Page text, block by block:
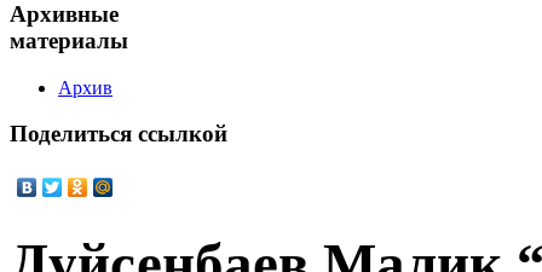
Архивные
материалы
Архив
Поделиться ссылкой